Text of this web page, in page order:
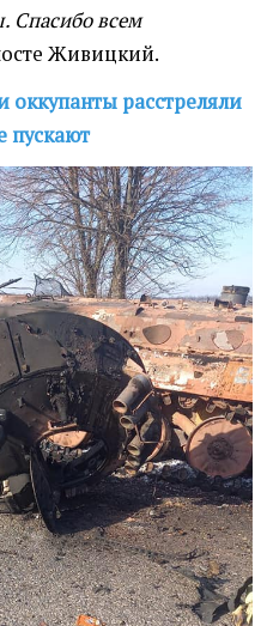
Спасибо всем
Живицкий.
расстреляли
пускают